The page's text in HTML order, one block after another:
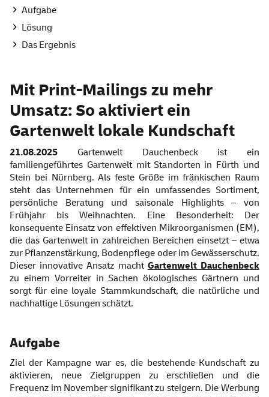
Aufgabe
Lösung
Das Ergebnis
Mit Print-Mailings zu mehr
Umsatz: So aktiviert ein
Gartenwelt lokale Kundschaft
21.08.2025 Gartenwelt Dauchenbeck ist ein
familiengeführtes Gartenwelt mit Standorten in Fürth und
Stein bei Nürnberg. Als feste Größe im fränkischen Raum
steht das Unternehmen für ein umfassendes Sortiment,
persönliche Beratung und saisonale Highlights – von
Frühjahr bis Weihnachten. Eine Besonderheit: Der
konsequente Einsatz von effektiven Mikroorganismen (EM),
die das Gartenwelt in zahlreichen Bereichen einsetzt – etwa
zur Pflanzenstärkung, Bodenpflege oder im Gewässerschutz.
Dieser innovative Ansatz macht Gartenwelt Dauchenbeck
zu einem Vorreiter in Sachen ökologisches Gärtnern und
sorgt für eine loyale Stammkundschaft, die natürliche und
nachhaltige Lösungen schätzt.
Aufgabe
Ziel der Kampagne war es, die bestehende Kundschaft zu
aktivieren, neue Zielgruppen zu erschließen und die
Frequenz im November signifikant zu steigern. Die Werbung